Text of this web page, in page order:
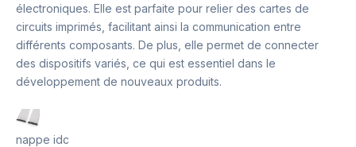
électroniques. Elle est parfaite pour relier des cartes de
circuits imprimés, facilitant ainsi la communication entre
différents composants. De plus, elle permet de connecter
des dispositifs variés, ce qui est essentiel dans le
développement de nouveaux produits.
nappe idc